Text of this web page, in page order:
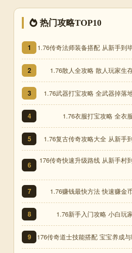
热门攻略TOP10
1 1.76传奇法师装备搭配 从新手到
2 1.76散人全攻略 散人玩家生
3 1.76武器打宝攻略 全武器掉落
4 1.76衣服打宝攻略 全衣
5 1.76复古传奇攻略大全 从新手
6
176传奇快速升级路线 从新手村
7 1.76赚钱最快方法 快速赚金
8 1.76新手入门攻略 小白玩
9 176传奇道士技能搭配 宝宝养成